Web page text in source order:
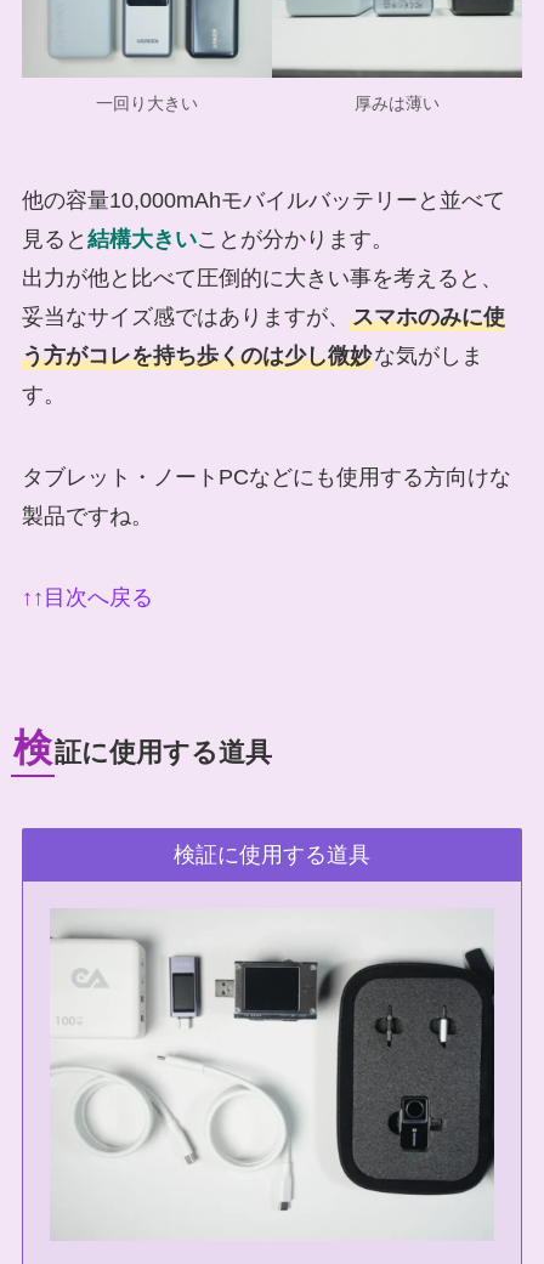
一回り大きい 厚みは薄い
他の容量10,000mAhモバイルバッテリーと並べて
見ると 結構大きいことが分かります。
出力が他と比べて圧倒的に大きい事を考えると、
妥当なサイズ感ではありますが、 スマホのみに使
う方がコレを持ち歩くのは少し微妙な気がしま
す。
タブレット・ノートPCなどにも使用する方向けな
製品ですね。
↑↑目次へ戻る
検証に使用する道具
検証に使用する道具